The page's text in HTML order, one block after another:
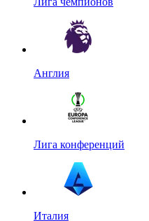
Англия
Лига конференций
Италия